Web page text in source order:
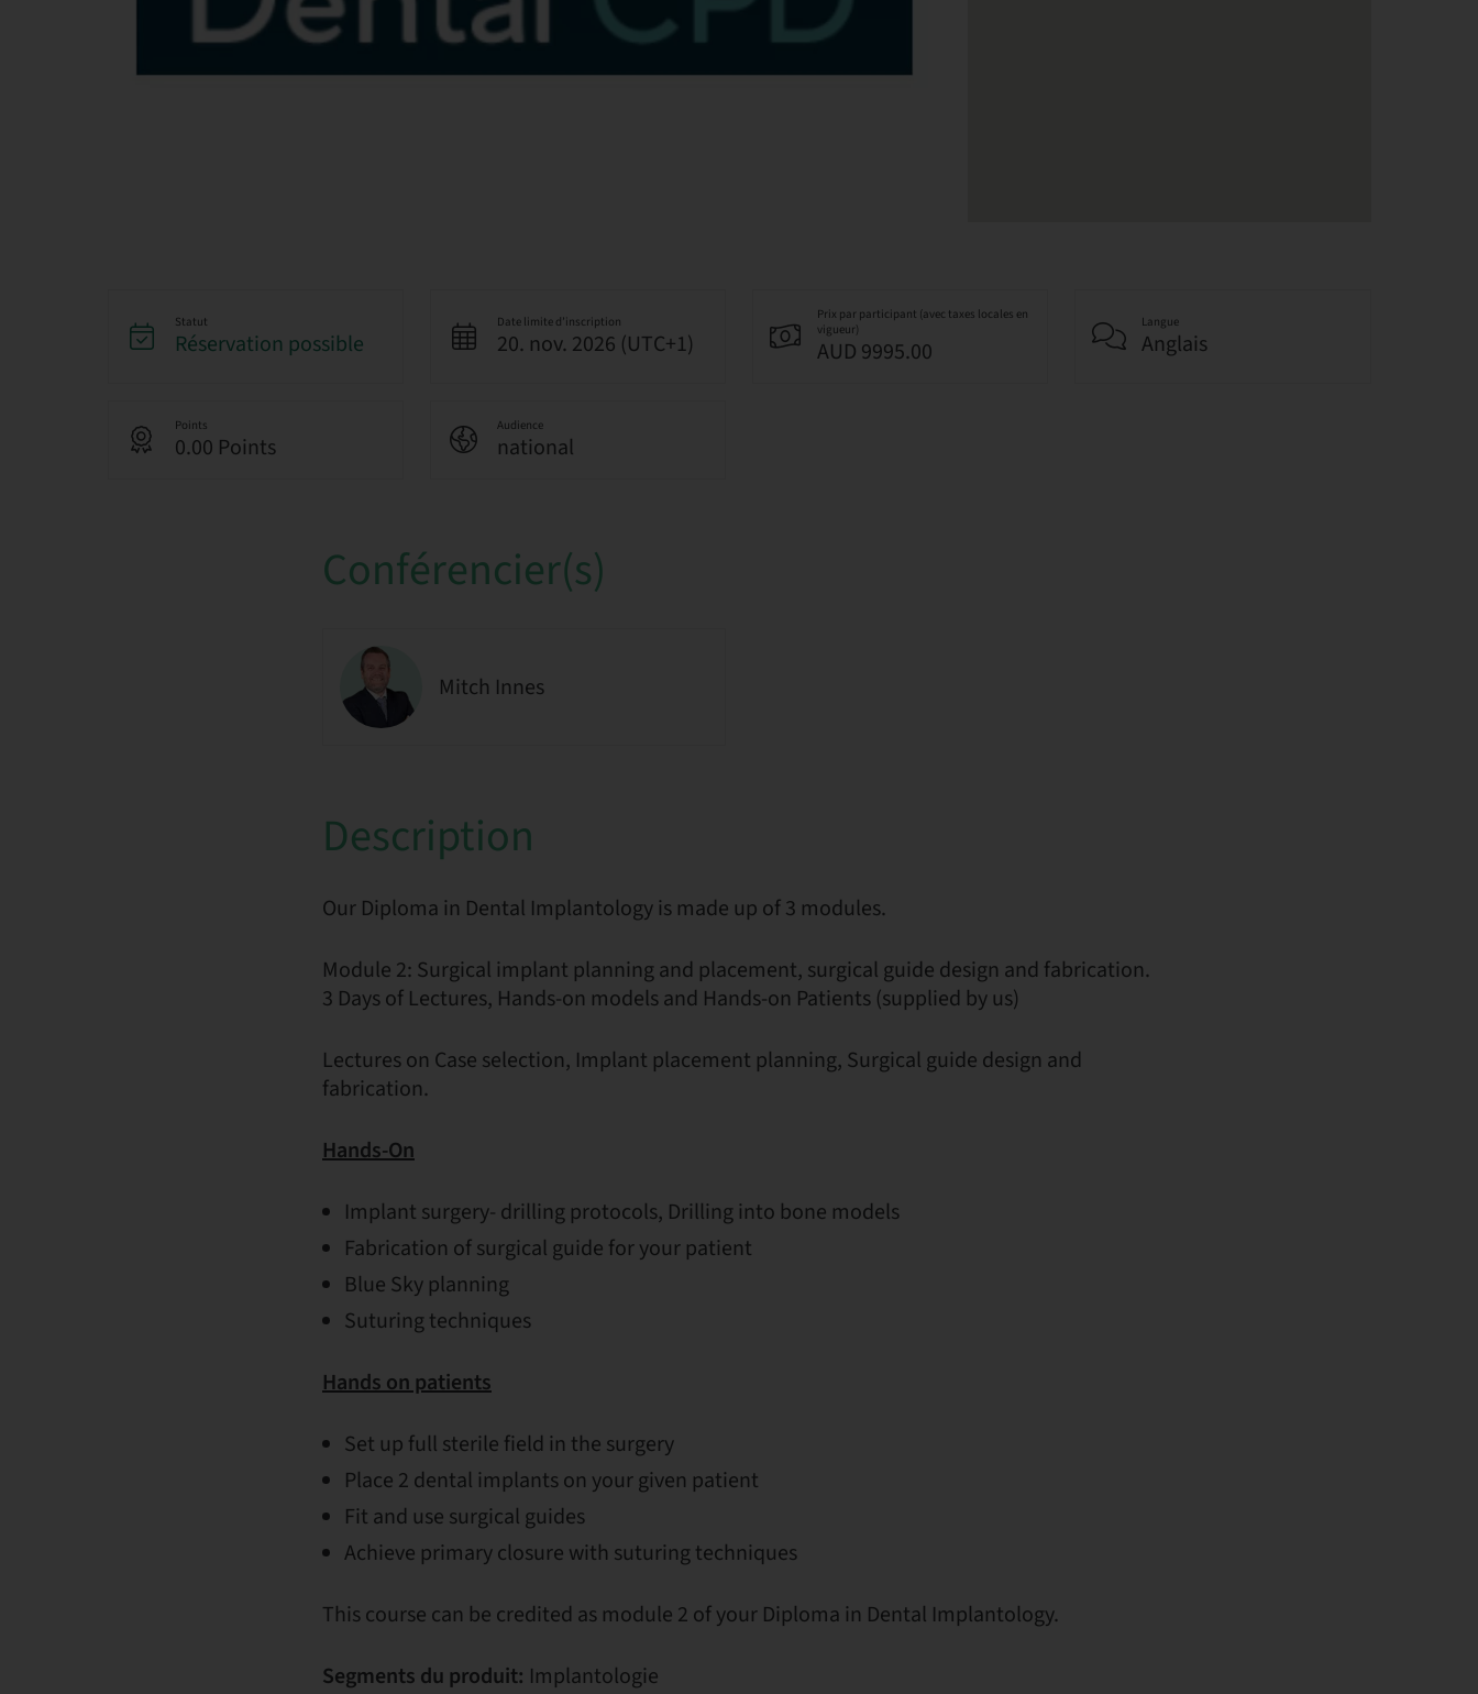
Statut
Réservation possible
Date limite d’inscription
20. nov. 2026 (UTC+1)
Prix par participant (avec taxes locales en
vigueur)
AUD 9995.00
Langue
Anglais
Points
0.00 Points
Audience
national
Conférencier(s)
Mitch Innes
Description
Our Diploma in Dental Implantology is made up of 3 modules.
Module 2: Surgical implant planning and placement, surgical guide design and fabrication.
3 Days of Lectures, Hands-on models and Hands-on Patients (supplied by us)
Lectures on Case selection, Implant placement planning, Surgical guide design and
fabrication.
Hands-On
Implant surgery- drilling protocols, Drilling into bone models
Fabrication of surgical guide for your patient
Blue Sky planning
Suturing techniques
Hands on patients
Set up full sterile field in the surgery
Place 2 dental implants on your given patient
Fit and use surgical guides
Achieve primary closure with suturing techniques
This course can be credited as module 2 of your Diploma in Dental Implantology.
Segments du produit: Implantologie